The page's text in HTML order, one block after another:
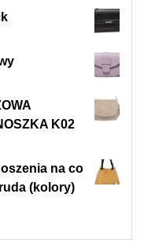
K02
na co
(kolory)